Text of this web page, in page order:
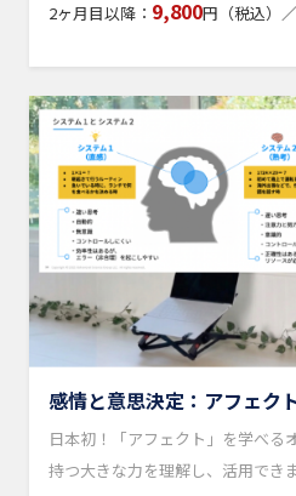
2ヶ月目以降： 9,800円（税込）
感情と意思決定：アフェク
日本初！「アフェクト」を学べる
持つ大きな力を理解し、活用できま